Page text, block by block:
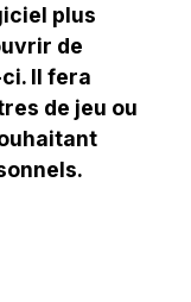
plus
de
Il fera
de jeu ou